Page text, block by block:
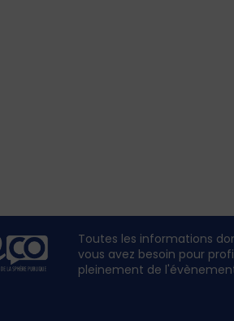
Toutes les informations
vous avez besoin pour
pleinement de